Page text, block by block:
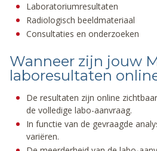
Laboratoriumresultaten
Radiologisch beeldmateriaal
Consultaties en onderzoeken
Wanneer zijn jouw
laboresultaten
De resultaten zijn online
de volledige labo-aanvraag.
In functie van de gevraagde
variëren.